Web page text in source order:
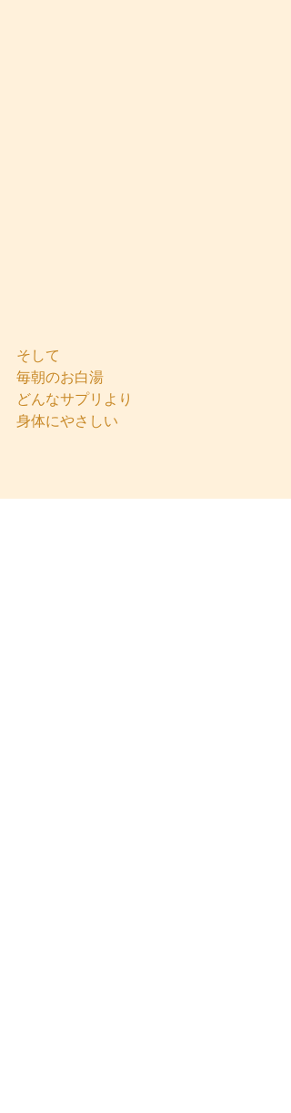
そして
毎朝のお白湯
どんなサプリより
身体にやさしい